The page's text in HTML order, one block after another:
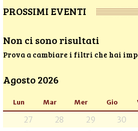
PROSSIMI EVENTI
Non ci sono risultati
Prova a cambiare i filtri che hai
Agosto 2026
Lun Mar Mer Gio
27 28 29 30